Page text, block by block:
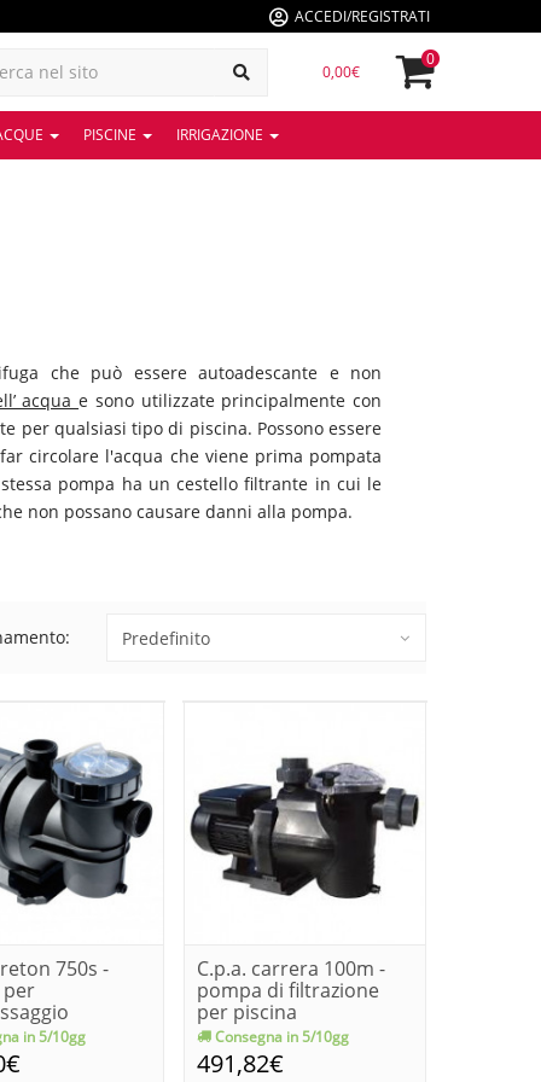
ACCEDI/REGISTRATI
0,00€
0
PISCINE IRRIGAZIONE
che può essere autoadescante e non
acquae sono utilizzate principalmente con
per qualsiasi tipo di piscina. Possono essere
circolare l'acqua che viene prima pompata
pompa ha un cestello filtrante in cui le
non possano causare danni alla pompa.
750s -
in 5/10gg
C.p.a. carrera 100m -
pompa di filtrazione
per piscina
Consegna in 5/10gg
491,82€